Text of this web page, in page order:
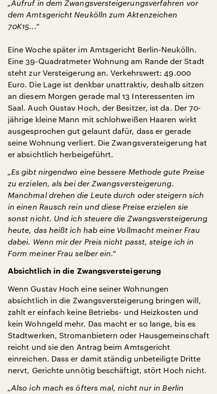
„Aufruf in dem Zwangsversteigerungsverfahren vor
dem Amtsgericht Neukölln zum Aktenzeichen
70K15...“
Eine Woche später im Amtsgericht Berlin-Neukölln.
Eine 39-Quadratmeter Wohnung am Rande der Stadt
steht zur Versteigerung an. Verkehrswert: 49.000
Euro. Die Lage ist denkbar unattraktiv, deshalb sitzen
an diesem Morgen gerade mal 13 Interessenten im
Saal. Auch Gustav Hoch, der Besitzer, ist da. Der 70-
jährige kleine Mann mit schlohweißen Haaren wirkt
ausgesprochen gut gelaunt dafür, dass er gerade
seine Wohnung verliert. Die Zwangsversteigerung hat
er absichtlich herbeigeführt.
„Es gibt nirgendwo eine bessere Methode gute Preise
zu erzielen, als bei der Zwangsversteigerung.
Manchmal drehen die Leute durch oder steigern sich
in einen Rausch rein und diese Preise erzielen sie
sonst nicht. Und ich steuere die Zwangsversteigerung
heute, das heißt ich hab eine Vollmacht meiner Frau
dabei. Wenn mir der Preis nicht passt, steige ich in
Form meiner Frau selber ein.“
Absichtlich in die Zwangsversteigerung
Wenn Gustav Hoch eine seiner Wohnungen
absichtlich in die Zwangsversteigerung bringen will,
zahlt er einfach keine Betriebs- und Heizkosten und
kein Wohngeld mehr. Das macht er so lange, bis es
Stadtwerken, Stromanbietern oder Hausgemeinschaft
reicht und sie den Antrag beim Amtsgericht
einreichen. Dass er damit ständig unbeteiligte Dritte
nervt, Gerichte unnötig beschäftigt, stört Hoch nicht.
„Also ich mach es öfters mal, nicht nur in Berlin